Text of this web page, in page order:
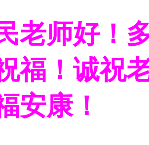
老师好！
福！诚祝
安康！